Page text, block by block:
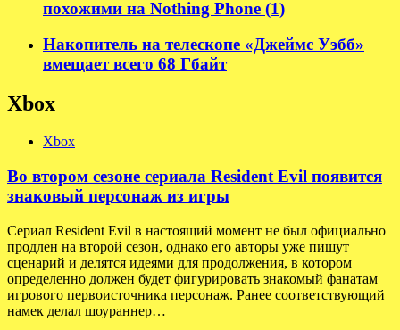
похожими на Nothing Phone (1)
Накопитель на телескопе «Джеймс Уэбб»
вмещает всего 68 Гбайт
Xbox
Xbox
Во втором сезоне сериала Resident Evil появится
знаковый персонаж из игры
Сериал Resident Evil в настоящий момент не был официально
продлен на второй сезон, однако его авторы уже пишут
сценарий и делятся идеями для продолжения, в котором
определенно должен будет фигурировать знакомый фанатам
игрового первоисточника персонаж. Ранее соответствующий
намек делал шоураннер…